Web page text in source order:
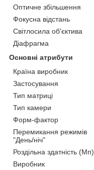
Оптичне збільшення
Фокусна відстань
Світлосила об'єктива
Діафрагма
Основні атрибути
Країна виробник
Застосування
Тип матриці
Тип камери
Форм-фактор
Перемикання режимів
"День/ніч"
Роздільна здатність (Мп)
Виробник